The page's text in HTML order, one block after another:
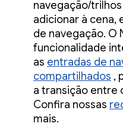
navegação/
adicionar à cena,
de navegação. O
funcionalidade
as entradas de
compartilhados ,
a transição entre
Confira nossas
mais.